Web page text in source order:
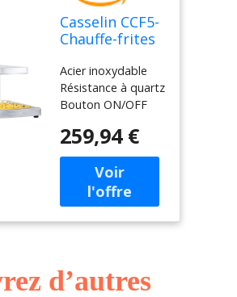
Casselin CCF5-
Chauffe-frites
Acier inoxydable
Résistance à quartz
Bouton ON/OFF
amovible,
profondeur 65 mm
Plaque perforée
amovible Puissance
: 850 W / 230 V
Dimensions : L 335
259,94 €
d’autres